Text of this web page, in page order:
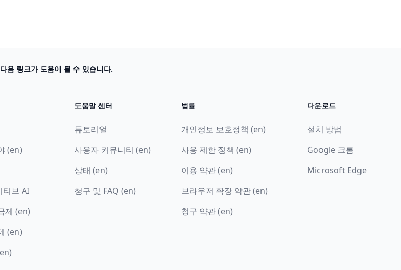
다음 링크가 도움이 될 수 있습니다.
(en)
티브 AI
제 (en)
(en)
도움말 센터
튜토리얼
사용자 커뮤니티 (en)
상태 (en)
청구 및 FAQ (en)
법률
개인정보 보호정책 (en)
사용 제한 정책 (en)
이용 약관 (en)
브라우저 확장 약관 (en)
청구 약관 (en)
다운로드
설치 방법
Google 크롬
Microsoft Edge